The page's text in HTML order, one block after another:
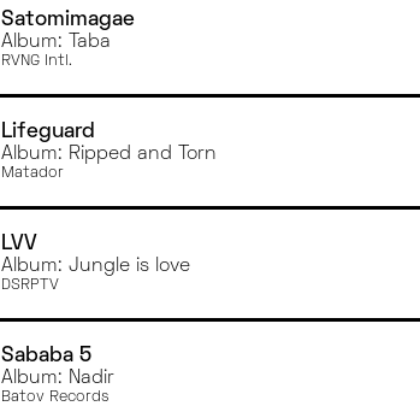
Satomimagae
Album: Taba
RVNG Intl.
Lifeguard
Album: Ripped and Torn
Matador
LVV
Album: Jungle is love
DSRPTV
Sababa 5
Album: Nadir
Batov Records